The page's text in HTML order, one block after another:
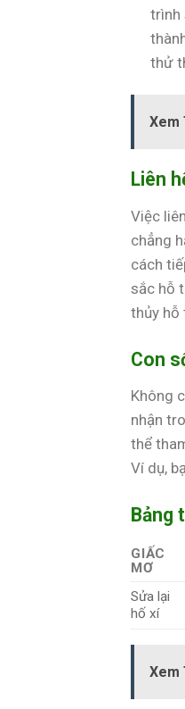
trình
thử
Xem
Liên
Việc
chẳng
cách
sắc hỗ
thủy hỗ
Con
Không
nhận
thể
Ví dụ,
Bảng
GIẤC
MƠ
Sửa lại
hố xí
Xem